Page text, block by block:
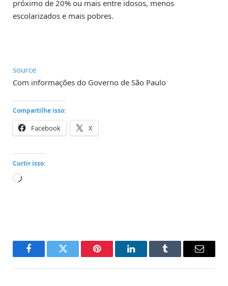
próximo de 20% ou mais entre idosos, menos
escolarizados e mais pobres.
source
Com informações do Governo de São Paulo
Compartilhe isso:
Facebook X
Curtir isso:
Carregando...
FacebookTwitter Pinterest LinkedInTumblr Email